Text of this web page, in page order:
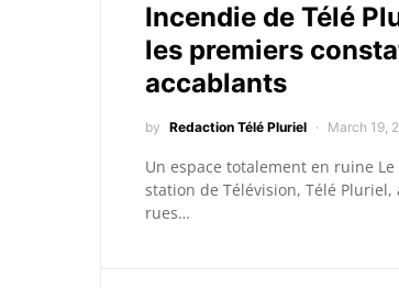
Incendie de Télé
les premiers
accablants
by Redaction Télé Pluriel March 19,
Un espace totalement en ruine Le
station de Télévision, Télé Pluriel,
rues…